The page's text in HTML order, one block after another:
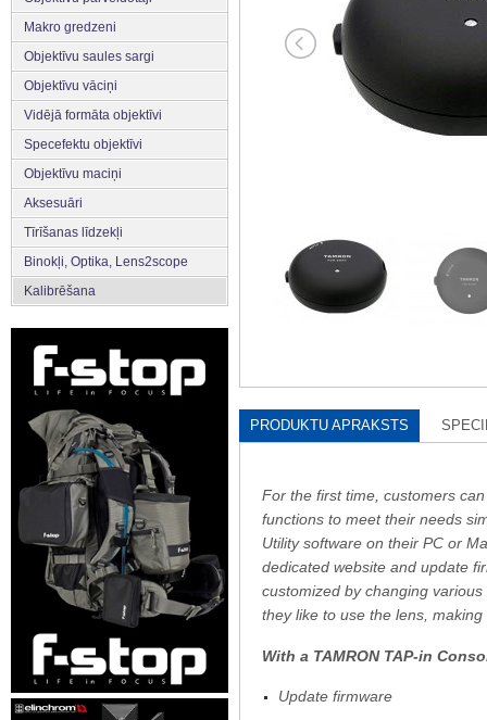
Makro gredzeni
Objektīvu saules sargi
Objektīvu vāciņi
Vidējā formāta objektīvi
Specefektu objektīvi
Objektīvu maciņi
Aksesuāri
Tīrīšanas līdzekļi
Binokļi, Optika, Lens2scope
Kalibrēšana
PRODUKTU APRAKSTS
For the first time, customers
functions to meet their needs
Utility software on their PC or
dedicated website and update
customized by changing
they like to use the lens,
With a TAMRON TAP-in
Update firmware